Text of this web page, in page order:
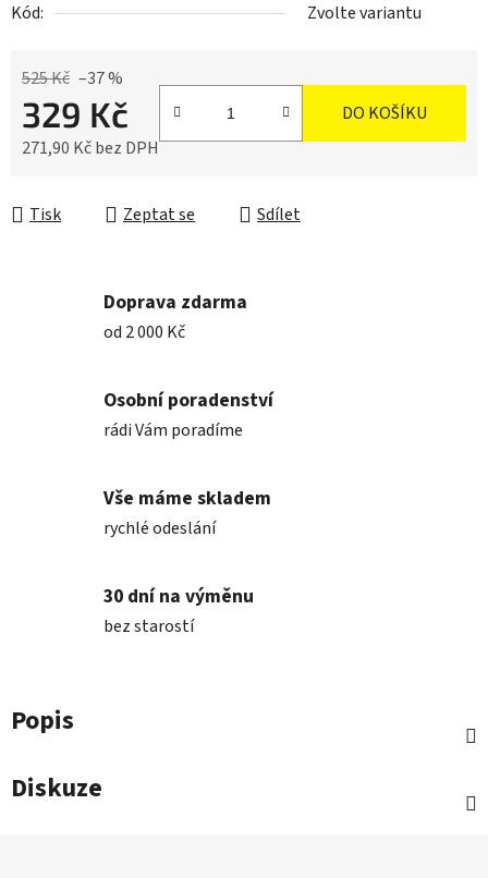
Kód:
Zvolte variantu
525 Kč –37 %
329 Kč
271,90 Kč bez DPH
DO KOŠÍKU
Tisk Zeptat se Sdílet
Doprava zdarma
od 2 000 Kč
Osobní poradenství
rádi Vám poradíme
Vše máme skladem
rychlé odeslání
30 dní na výměnu
bez starostí
Popis
Diskuze